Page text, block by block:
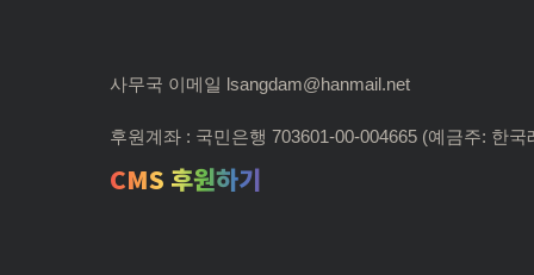
사무국 이메일 lsangdam@hanmail.net
후원계좌 : 국민은행 703601-00-004665 (예금주: 한국
CMS 후원하기